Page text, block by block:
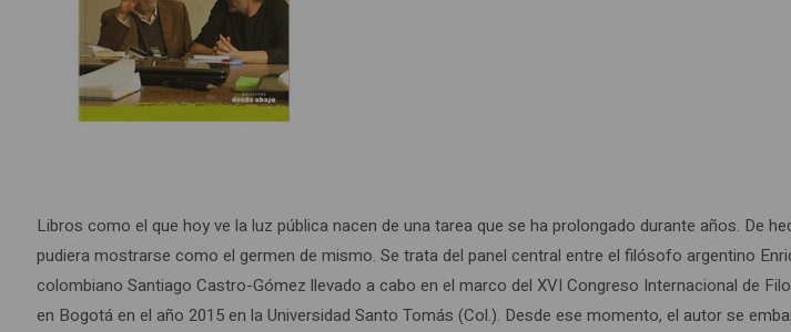
Libros como el que hoy ve la luz pública nacen de una tarea que se ha prolongado durante años. De
pudiera mostrarse como el germen de mismo. Se trata del panel central entre el filósofo argentino
colombiano Santiago Castro-Gómez llevado a cabo en el marco del XVI Congreso Internacional de
en Bogotá en el año 2015 en la Universidad Santo Tomás (Col.). Desde ese momento, el autor se